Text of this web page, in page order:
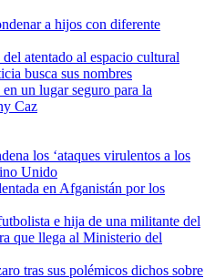
a hijos con diferente
atentado al espacio cultural
busca sus nombres
un lugar seguro para la
Caz
los ‘ataques virulentos a los
Unido
en Afganistán por los
e hija de una militante del
que llega al Ministerio del
tras sus polémicos dichos sobre